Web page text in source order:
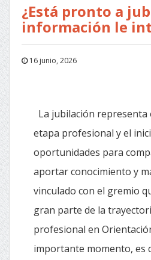
¿Está pronto a
información le
16 junio, 2026
La jubilación representa
etapa profesional y el
oportunidades para
aportar conocimiento y
vinculado con el gremio
gran parte de la
profesional en
importante momento, es